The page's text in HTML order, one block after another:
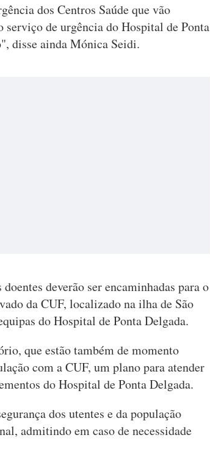
dos Centros Saúde que vão
de urgência do Hospital de Ponta
disse ainda Mónica Seidi.
deverão ser encaminhadas para o
da CUF, localizado na ilha de São
do Hospital de Ponta Delgada.
que estão também de momento
com a CUF, um plano para atender
do Hospital de Ponta Delgada.
dos utentes e da população
admitindo em caso de necessidade